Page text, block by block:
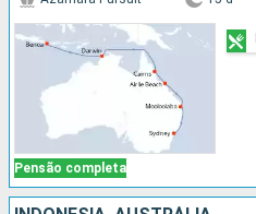
Pensão completa